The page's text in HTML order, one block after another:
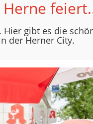
gibt es die
der Herner City.